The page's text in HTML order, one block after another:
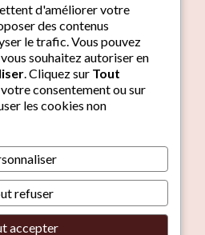
À propos
Contact
nous un avis
au vendredi :
:09h-12h
:Fermé
de confidentialité
d'améliorer votre
des contenus
le trafic. Vous pouvez
souhaitez autoriser en
. Cliquez sur Tout
consentement ou sur
les cookies non
refuser
accepter